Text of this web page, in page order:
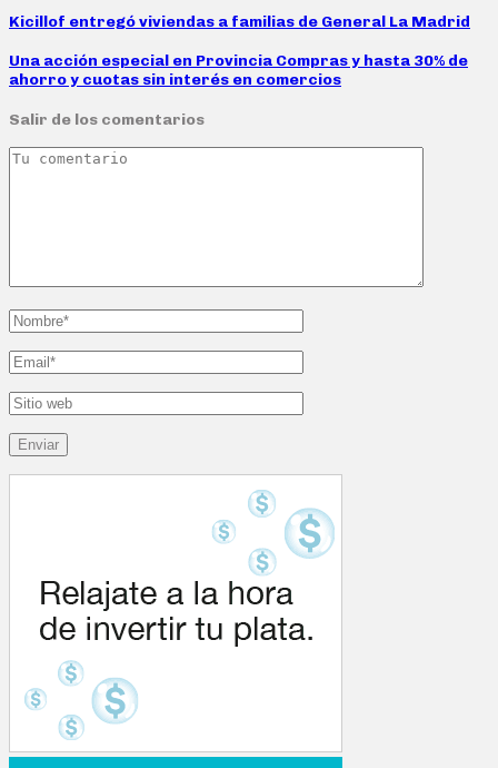
Kicillof entregó viviendas a familias de General La Madrid
Una acción especial en Provincia Compras y hasta 30% de
ahorro y cuotas sin interés en comercios
Salir de los comentarios